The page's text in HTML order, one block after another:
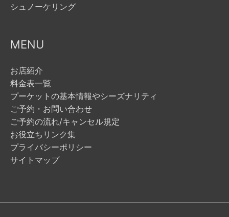
シュノーケリング
MENU
お店紹介
料金表一覧
プーケットの基本情報やシーズナリティ
ご予約・お問い合わせ
ご予約の流れ/キャンセル規定
お役立ちリンク集
プライバシーポリシー
サイトマップ